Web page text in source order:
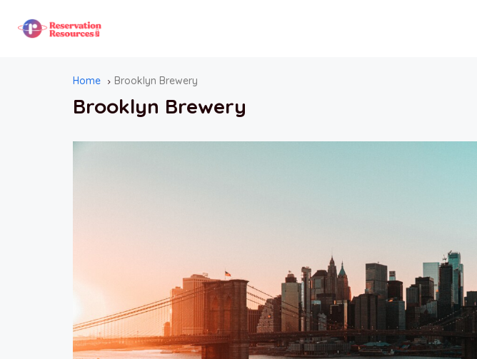
Home Brooklyn Brewery
Brooklyn Brewery